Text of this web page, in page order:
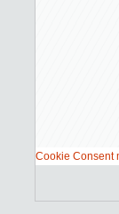
Cookie Consent